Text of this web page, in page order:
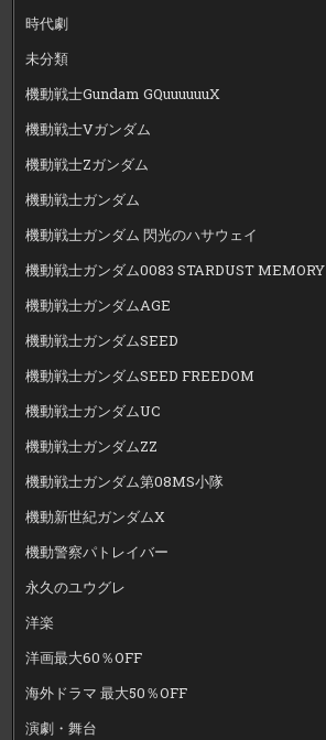
時代劇
未分類
機動戦士Gundam GQuuuuuuX
機動戦士Vガンダム
機動戦士Zガンダム
機動戦士ガンダム
機動戦士ガンダム 閃光のハサウェイ
機動戦士ガンダム0083 STARDUST MEMORY
機動戦士ガンダムAGE
機動戦士ガンダムSEED
機動戦士ガンダムSEED FREEDOM
機動戦士ガンダムUC
機動戦士ガンダムZZ
機動戦士ガンダム第08MS小隊
機動新世紀ガンダムX
機動警察パトレイバー
永久のユウグレ
洋楽
洋画最大60％OFF
海外ドラマ 最大50％OFF
演劇・舞台